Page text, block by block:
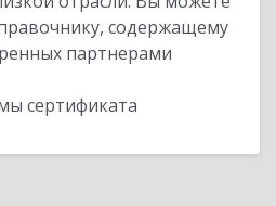
содержащему
партнерами
сертификата